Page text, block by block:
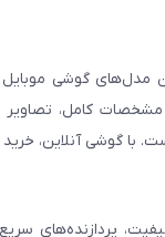
مدل‌های گوشی
کامل، تصاویر
با گوشی آنلاین،
پردازنده‌های